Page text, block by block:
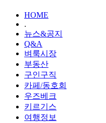
HOME
.
뉴스&공지
Q&A
벼룩시장
부동산
구인구직
카페/동호회
우즈베크
키르기스
여행정보